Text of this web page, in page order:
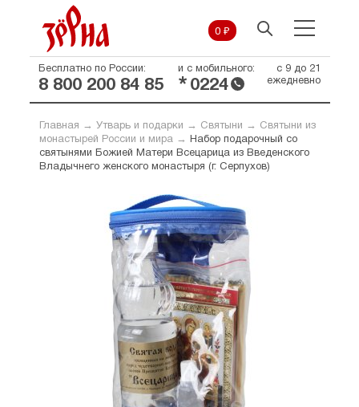
0 ₽
Бесплатно по России:
8 800 200 84 85
и с мобильного:
* 0224
с 9 до 21
ежедневно
Главная → Утварь и подарки → Святыни →
Святыни из
монастырей России и мира→
Набор подарочный со
святынями Божией Матери Всецарица из Введенского
Владычнего женского монастыря (г. Серпухов)